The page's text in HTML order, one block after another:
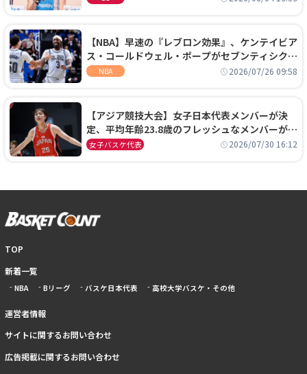
【NBA】早速の『レブロン効果』、ケンテイビア
ス・コールドウェル・ポープがセブンティシクサ
ーズに1年契約で加入
NBA 2026/07/26 09:58
【アジア競技大会】女子日本代表メンバーが決
定、平均年齢23.8歳のフレッシュなメンバーが日
本開催の大舞台で頂点を狙う
女子バスケ代表 2026/07/30 16:12
TOP
新着一覧
NBA Bリーグ バスケ日本代表 高校大学バスケ・その他
運営者情報
サイトに関するお問い合わせ
広告掲載に関するお問い合わせ